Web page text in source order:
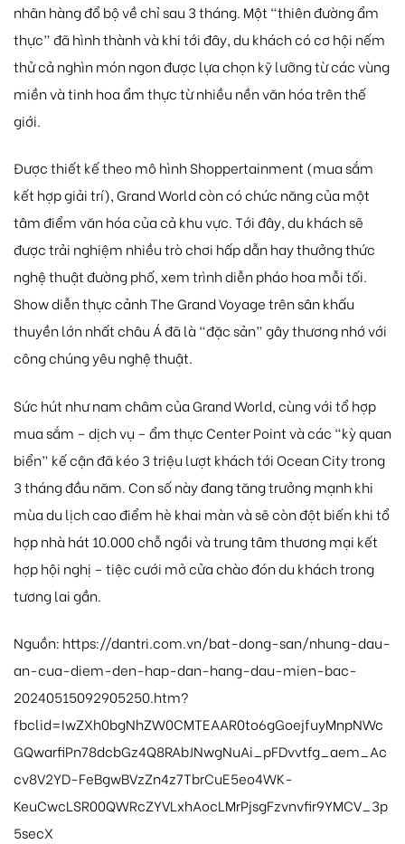
nhãn hàng đổ bộ về chỉ sau 3 tháng. Một “thiên đường ẩm
thực” đã hình thành và khi tới đây, du khách có cơ hội nếm
thử cả nghìn món ngon được lựa chọn kỹ lưỡng từ các vùng
miền và tinh hoa ẩm thực từ nhiều nền văn hóa trên thế
giới.
Được thiết kế theo mô hình Shoppertainment (mua sắm
kết hợp giải trí), Grand World còn có chức năng của một
tâm điểm văn hóa của cả khu vực. Tới đây, du khách sẽ
được trải nghiệm nhiều trò chơi hấp dẫn hay thưởng thức
nghệ thuật đường phố, xem trình diễn pháo hoa mỗi tối.
Show diễn thực cảnh The Grand Voyage trên sân khấu
thuyền lớn nhất châu Á đã là “đặc sản” gây thương nhớ với
công chúng yêu nghệ thuật.
Sức hút như nam châm của Grand World, cùng với tổ hợp
mua sắm – dịch vụ – ẩm thực Center Point và các “kỳ quan
biển” kế cận đã kéo 3 triệu lượt khách tới Ocean City trong
3 tháng đầu năm. Con số này đang tăng trưởng mạnh khi
mùa du lịch cao điểm hè khai màn và sẽ còn đột biến khi tổ
hợp nhà hát 10.000 chỗ ngồi và trung tâm thương mại kết
hợp hội nghị – tiệc cưới mở cửa chào đón du khách trong
tương lai gần.
Nguồn: https://dantri.com.vn/bat-dong-san/nhung-dau-
an-cua-diem-den-hap-dan-hang-dau-mien-bac-
20240515092905250.htm?
fbclid=IwZXh0bgNhZW0CMTEAAR0to6gGoejfuyMnpNWc
GQwarfiPn78dcbGz4Q8RAbJNwgNuAi_pFDvvtfg_aem_Ac
cv8V2YD-FeBgwBVzZn4z7TbrCuE5eo4WK-
KeuCwcLSR00QWRcZYVLxhAocLMrPjsgFzvnvfir9YMCV_3p
5secX